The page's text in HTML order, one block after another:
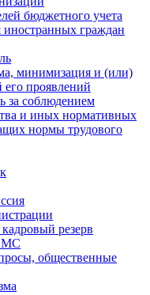
бюджетного учета
иностранных граждан
минимизация и (или)
его проявлений
за соблюдением
и иных нормативных
нормы трудового
резерв
общественные